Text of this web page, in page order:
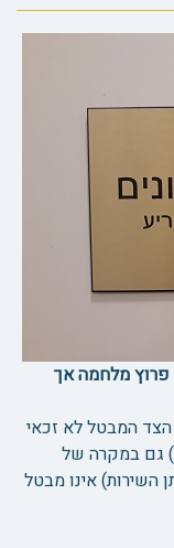
פרוץ מלחמה אך
הצד המבטל לא זכאי
להחזר כספי, אלא אם כן מדובר ב"אונס". (2) גם במקרה של
השירות) אינו מבטל